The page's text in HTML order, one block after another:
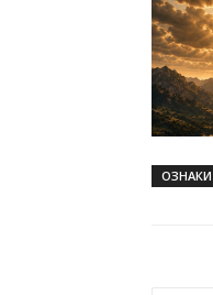
ОЗНАКИ